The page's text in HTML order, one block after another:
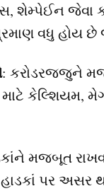
શેમ્પેઈન
વધુ હોય
: કરોડરજ્જુને
માટે
મજબૂત
પર અસર